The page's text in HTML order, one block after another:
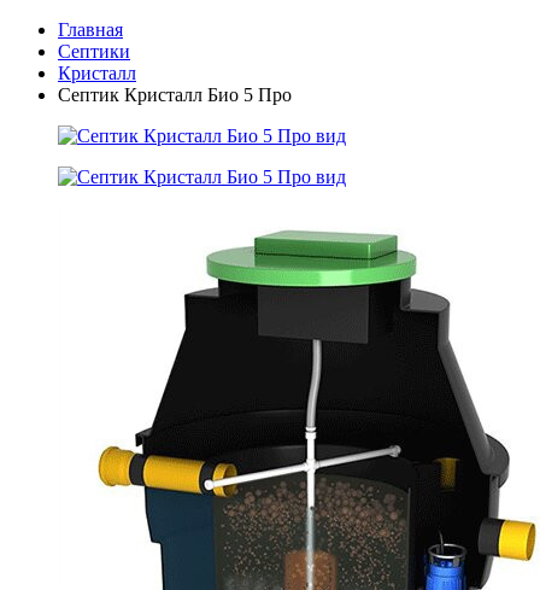
Главная
Септики
Кристалл
Септик Кристалл Био 5 Про